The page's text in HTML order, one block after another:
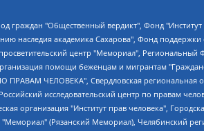
компания "Mason G.E.S. Anonymous Foundation" (США), являющаяся владельцем интернет-издания https://mnews.world/, Компания "Stichting Bellingcat", зарегистрированная в Нидерландах (дата регистрации 11.07.2018), Захаров Андрей Вячеславович, Клепиковская Екатерина Дмитриевна, Общество с ограниченной ответственностью "МЕМО", Перл Роман Александрович, Симонов Евгений Алексеевич, Соловьева Елена Анатольевна, Сотников Даниил Владимирович, Сурначева Елизавета Дмитриевна, Автономная некоммерческая организация по защите прав человека и информированию населения "Якутия – Наше Мнение", Общество с ограниченной ответственностью "Москоу диджитал медиа", с 26.01.2023 Общество с ограниченной ответственностью "Чайка Белые сады", Ветошкина Валерия Валерьевна, Заговора Максим Александрович, Межрегиональное общественное движение "Российская ЛГБТ - сеть", Оленичев Максим Владимирович, Павлов Иван Юрьевич, Скворцова Елена Сергеевна, Общество с ограниченной ответственностью "Как бы инагент", Кочетков Игорь Викторович, Общество с ограниченной ответственностью "Честные выборы", Еланчик Олег Александрович, Общество с ограниченной ответственностью "Нобелевский призыв", Гималова Регина Эмилевна, Григорьев Андрей Валерьевич, Григорьева Алина Александровна, Ассоциация по содействию защите прав призывников, альтернативнослужащих и военнослужащих "Правозащитная группа "Гражданин.Армия.Право", Хисамова Регина Фаритовна, Автономная некоммерческая организация по реализации социально-правовых программ "Лилит", Дальневосточное общественное движение "Маяк", Санкт-Петербургская ЛГБТ-инициативная группа "Выход", Инициативная группа ЛГБТ+ "Реверс", Алексеев Андрей Викторович, Бекбулатова Таисия Львовна, Беляев Иван Михайлович, Владыкина Елена Сергеевна, Гельман Марат Александрович, Никульшина Вероника Юрьевна, Толоконникова Надежда Андреевна, Шендерович Виктор Анатольевич, Общество с ограниченной ответственностью "Данное сообщение", Общество с ограниченной ответственностью Издательский дом "Новая глава", Айнбиндер Александра Александровна, Московский комьюнити-центр для ЛГБТ+инициатив, Благотворительный фонд развития филантропии, Deutsche